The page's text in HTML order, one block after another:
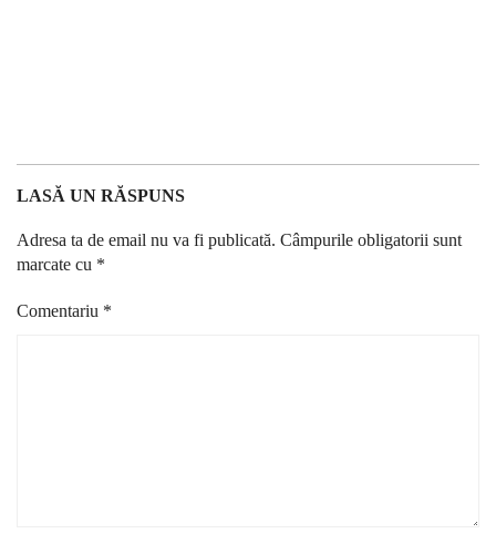
LASĂ UN RĂSPUNS
Adresa ta de email nu va fi publicată. Câmpurile obligatorii sunt
marcate cu *
Comentariu *